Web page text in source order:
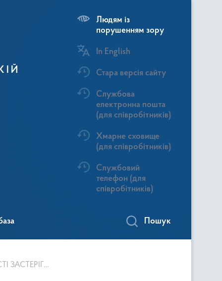
Людям із
порушенням зору
In English
Стара версія сайту
Службова
електронна пошта
(для співробітників)
Хмарне сховище
(для співробітників)
Службовий
телефон (для
співробітників)
Пошук